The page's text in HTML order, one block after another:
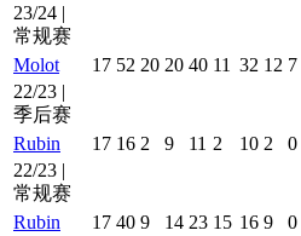
23/24 |
常规赛
Molot
17 52 20 20 40 11 32 12 7
22/23 |
季后赛
Rubin
17 16 2 9 11 2 10 2 0
22/23 |
常规赛
Rubin
17 40 9 14 23 15 16 9 0